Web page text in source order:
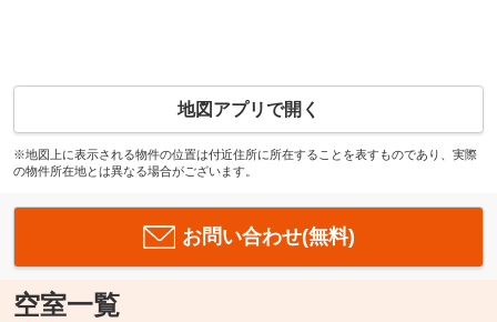
地図アプリで開く
※地図上に表示される物件の位置は付近住所に所在することを表すものであり、実際
の物件所在地とは異なる場合がございます。
お問い合わせ(無料)
空室一覧